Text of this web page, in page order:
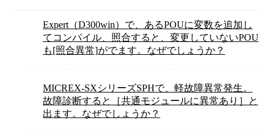
Expert（D300win）で、あるPOUに変数を追加し
てコンパイル、照合すると、変更していないPOU
も[照合異常]がでます。なぜでしょうか？
MICREX-SXシリーズSPHで、軽故障異常発生。
故障診断すると［共通モジュールに異常あり］と
出ます。なぜでしょうか？